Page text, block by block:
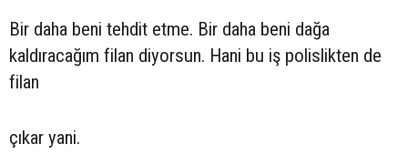
Bir daha beni tehdit etme. Bir daha beni dağa
kaldıracağım filan diyorsun. Hani bu iş polislikten de
filan
çıkar yani.